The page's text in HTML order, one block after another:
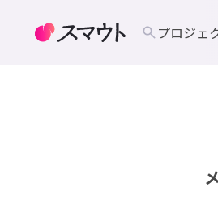
プロジェ